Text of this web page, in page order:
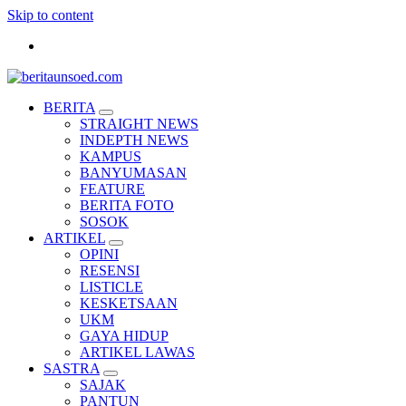
Skip to content
Pemandu Wawasan Almamater
BERITA
STRAIGHT NEWS
INDEPTH NEWS
KAMPUS
BANYUMASAN
FEATURE
BERITA FOTO
SOSOK
ARTIKEL
OPINI
RESENSI
LISTICLE
KESKETSAAN
UKM
GAYA HIDUP
ARTIKEL LAWAS
SASTRA
SAJAK
PANTUN